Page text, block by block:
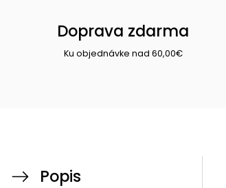
Doprava zdarma
Ku objednávke nad 60,00€
Popis